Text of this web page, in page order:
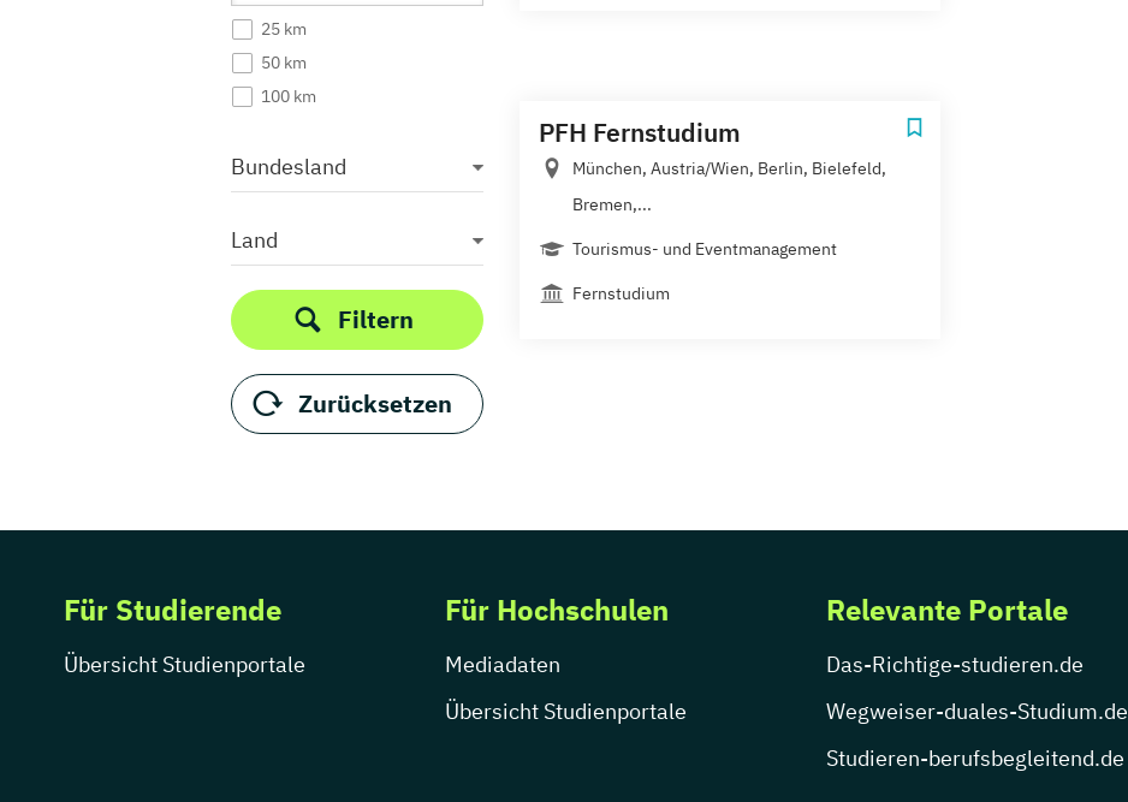
25 km
50 km
100 km
Bundesland
Land
Filtern
Zurücksetzen
PFH Fernstudium
München, Austria/Wien, Berlin, Bielefeld,
Bremen,...
Tourismus- und Eventmanagement
Fernstudium
Für Studierende
Übersicht Studienportale
Für Hochschulen
Mediadaten
Übersicht Studienportale
Relevante Portale
Das-Richtige-studieren.de
Wegweiser-duales-Studium.de
Studieren-berufsbegleitend.de